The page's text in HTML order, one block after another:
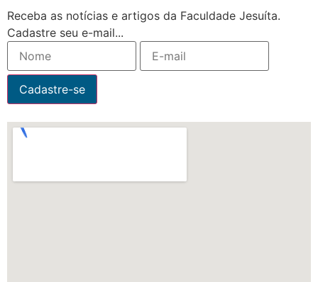
Receba as notícias e artigos da Faculdade Jesuíta.
Cadastre seu e-mail...